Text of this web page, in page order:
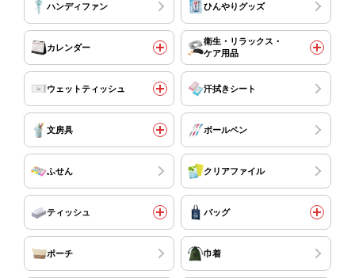
ハンディファン ひんやりグッズ
カレンダー
衛生・リラックス・
ケア用品
ウェットティッシュ 汗拭きシート
文房具 ボールペン
ふせん クリアファイル
ティッシュ バッグ
ポーチ 巾着